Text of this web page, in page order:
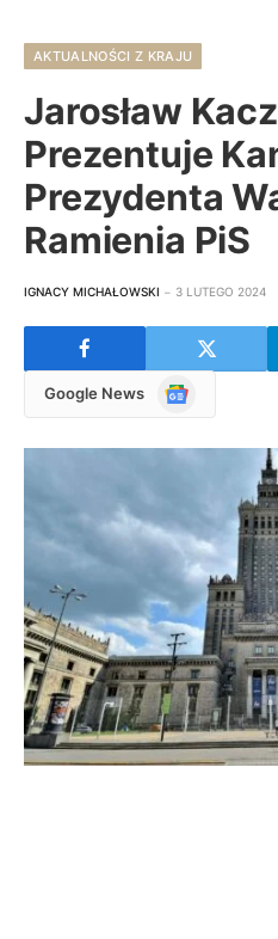
AKTUALNOŚCI Z KRAJU
Jarosław
Prezentuje
Prezydenta
Ramienia PiS
IGNACY MICHAŁOWSKI 3 LUTEGO 2024
Google News
Google